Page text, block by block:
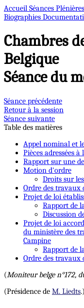
Accueil Séances Plénières
Biographies
Chambres
Belgique
Séance du
Séance précédente
Retour à la session
Séance suivante
Table des matières
Appel nominal et
Pièces adressées
Rapport sur une
Motion d'ordre
Droits sur
Ordre des travaux
Projet de loi
Rapport de
Discussion
Projet de loi
du ministère des
Campine
Rapport de
Ordre des travaux
(Moniteur belge n°172,
(Présidence de M. Liedts.)